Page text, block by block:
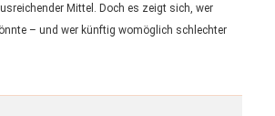
Mittel. Doch es zeigt sich, wer
– und wer künftig womöglich schlechter